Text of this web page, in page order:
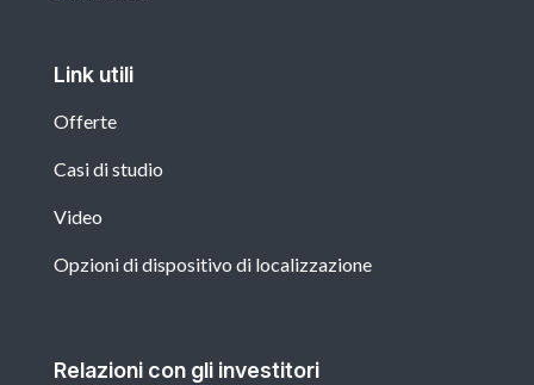
Link utili
Offerte
Casi di studio
Video
Opzioni di dispositivo di localizzazione
Relazioni con gli investitori